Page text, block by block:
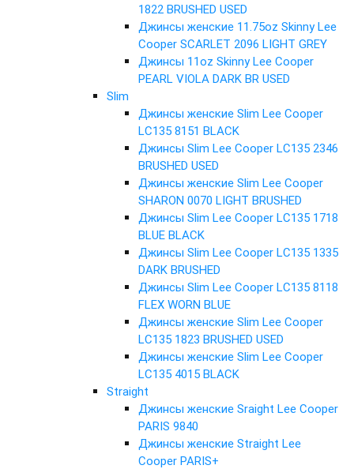
1822 BRUSHED USED
Джинсы женские 11.75oz Skinny Lee
Cooper SCARLET 2096 LIGHT GREY
Джинсы 11oz Skinny Lee Cooper
PEARL VIOLA DARK BR USED
Slim
Джинсы женские Slim Lee Cooper
LC135 8151 BLACK
Джинсы Slim Lee Cooper LC135 2346
BRUSHED USED
Джинсы женские Slim Lee Cooper
SHARON 0070 LIGHT BRUSHED
Джинсы Slim Lee Cooper LC135 1718
BLUE BLACK
Джинсы Slim Lee Cooper LC135 1335
DARK BRUSHED
Джинсы Slim Lee Cooper LC135 8118
FLEX WORN BLUE
Джинсы женские Slim Lee Cooper
LC135 1823 BRUSHED USED
Джинсы женские Slim Lee Cooper
LC135 4015 BLACK
Straight
Джинсы женские Sraight Lee Cooper
PARIS 9840
Джинсы женские Straight Lee
Cooper PARIS+